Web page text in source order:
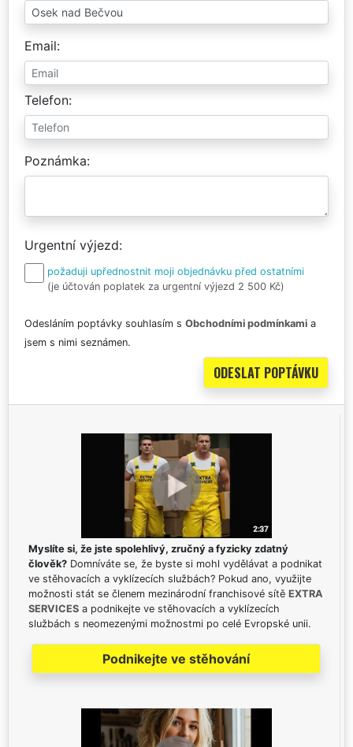
Email
Telefon
Poznámka
Urgentní výjezd
požaduji upřednostnit moji objednávku před ostatními
(je účtován poplatek za urgentní výjezd 2 500 Kč)
Odesláním poptávky souhlasím s Obchodními podmínkami a
jsem s nimi seznámen.
Myslíte si, že jste spolehlivý, zručný a fyzicky zdatný
člověk? Domníváte se, že byste si mohl vydělávat a podnikat
ve stěhovacích a vyklízecích službách? Pokud ano, využijte
možnosti stát se členem mezinárodní franchisové sítě EXTRA
SERVICES a podnikejte ve stěhovacích a vyklízecích
službách s neomezenými možnostmi po celé Evropské unii.
Podnikejte ve stěhování